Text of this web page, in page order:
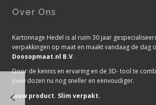
Over Ons
Kartonnage Hedel is al ruim 30 jaar
verpakkingen op maat en maakt vandaag de dag
Doosopmaat.nl B.V.
Door de kennis en ervaring en de 3D- tool te
jouw dozen nu nog sneller en eenvoudiger.
Jouw product. Slim verpakt.